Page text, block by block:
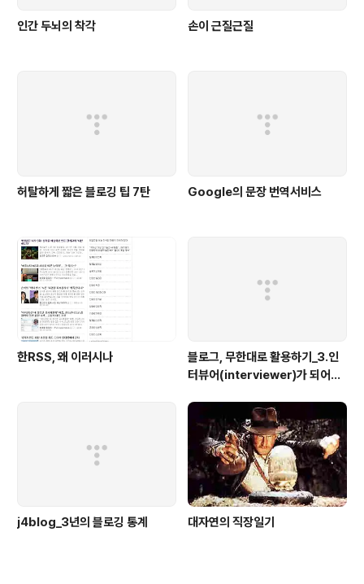
인간 두뇌의 착각 손이 근질근질
허탈하게 짧은 블로깅 팁 7탄 Google의 문장 번역서비스
한RSS, 왜 이러시나
블로그, 무한대로 활용하기_3.인
터뷰어(interviewer)가 되어보
j4blog_3년의 블로깅 통계 대자연의 직장일기